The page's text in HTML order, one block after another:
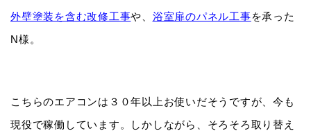
外壁塗装を含む改修工事や、 浴室扉のパネル工事を承った
N様。
こちらのエアコンは３０年以上お使いだそうですが、今も
現役で稼働しています。しかしながら、そろそろ取り替え